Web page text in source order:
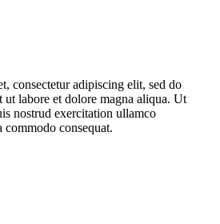
consectetur adipiscing elit, sed do
labore et dolore magna aliqua. Ut
nostrud exercitation ullamco
consequat.